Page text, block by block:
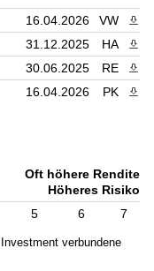
16.04.2026 VW
31.12.2025 HA
30.06.2025 RE
16.04.2026 PK
Oft höhere Rendite
Höheres Risiko
5 6 7
verbundene